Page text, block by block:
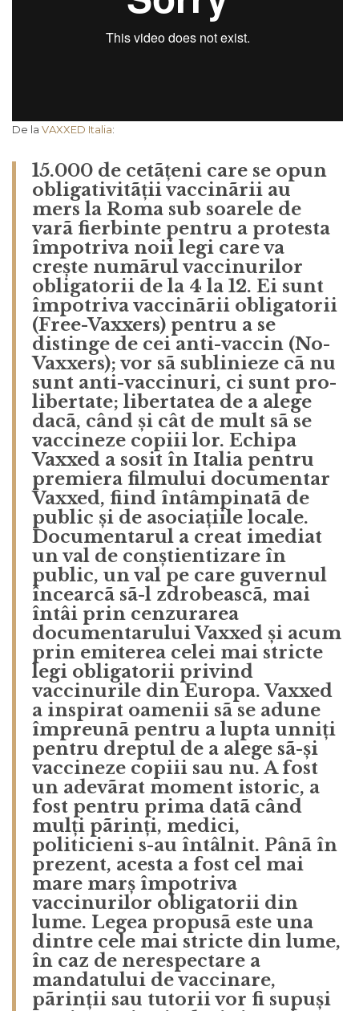
De la VAXXED Italia:
15.000 de cetãțeni care se opun
obligativitãții vaccinãrii au
mers la Roma sub soarele de
varã fierbinte pentru a protesta
împotriva noii legi care va
crește numãrul vaccinurilor
obligatorii de la 4 la 12. Ei sunt
împotriva vaccinãrii obligatorii
(Free-Vaxxers) pentru a se
distinge de cei anti-vaccin (No-
Vaxxers); vor sã sublinieze cã nu
sunt anti-vaccinuri, ci sunt pro-
libertate; libertatea de a alege
dacã, când și cât de mult sã se
vaccineze copiii lor. Echipa
Vaxxed a sosit în Italia pentru
premiera filmului documentar
Vaxxed, fiind întâmpinatã de
public și de asociațiile locale.
Documentarul a creat imediat
un val de conștientizare în
public, un val pe care guvernul
încearcã sã-l zdrobeascã, mai
întâi prin cenzurarea
documentarului Vaxxed și acum
prin emiterea celei mai stricte
legi obligatorii privind
vaccinurile din Europa. Vaxxed
a inspirat oamenii sã se adune
împreunã pentru a lupta unniți
pentru dreptul de a alege sã-și
vaccineze copiii sau nu. A fost
un adevãrat moment istoric, a
fost pentru prima datã când
mulți pãrinți, medici,
politicieni s-au întâlnit. Pânã în
prezent, acesta a fost cel mai
mare marș împotriva
vaccinurilor obligatorii din
lume. Legea propusã este una
dintre cele mai stricte din lume,
în caz de nerespectare a
mandatului de vaccinare,
pãrinții sau tutorii vor fi supuși